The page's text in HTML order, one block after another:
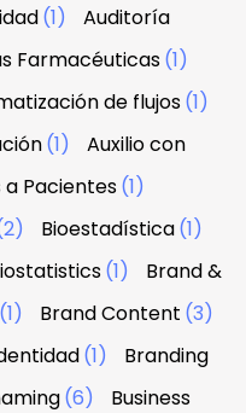
(1)
Auditoría
Farmacéuticas(1)
de flujos(1)
(1)
Auxilio con
Pacientes(1)
Bioestadística(1)
(1)
Brand &
(1) Brand Content (3)
(1)
Branding
(6) Business